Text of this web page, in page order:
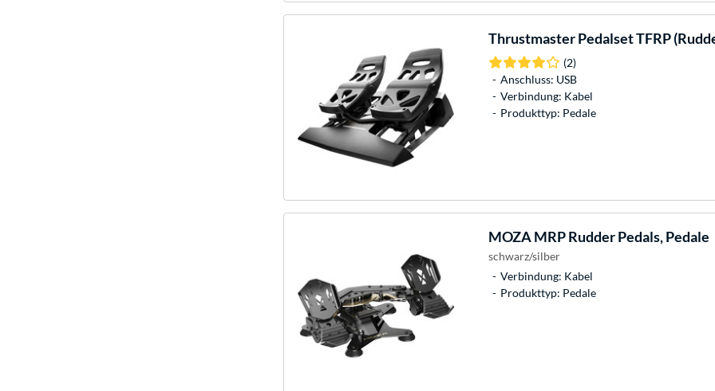
ThrustmasterPedalset TFRP
(2)
Anschluss: USB
Verbindung: Kabel
Produkttyp: Pedale
MOZAMRP Rudder Pedals, Pedale
schwarz/silber
Verbindung: Kabel
Produkttyp: Pedale